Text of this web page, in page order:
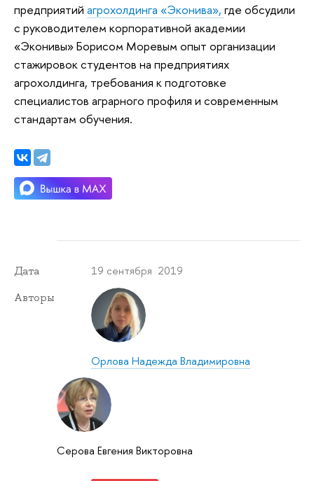
предприятий агрохолдинга «Эконива», где обсудили
с руководителем корпоративной академии
«Эконивы» Борисом Моревым опыт организации
стажировок студентов на предприятиях
агрохолдинга, требования к подготовке
специалистов аграрного профиля и современным
стандартам обучения.
Дата 19 сентября 2019
Авторы
Орлова Надежда Владимировна
Серова Евгения Викторовна